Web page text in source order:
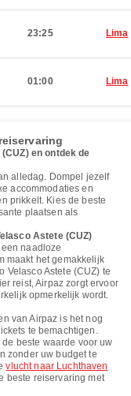
23:25 Lima
01:00 Lima
en ontdek de
alledag. Dompel jezelf
accommodaties en
prikkelt. Kies de beste
plaatsen als
Astete (CUZ)
naadloze
maakt het gemakkelijk
Velasco Astete (CUZ) te
reist, Airpaz zorgt ervoor
opmerkelijk wordt.
van Airpaz is het nog
te bemachtigen.
beste waarde voor uw
zonder uw budget te
vlucht naar Luchthaven
beste reiservaring met